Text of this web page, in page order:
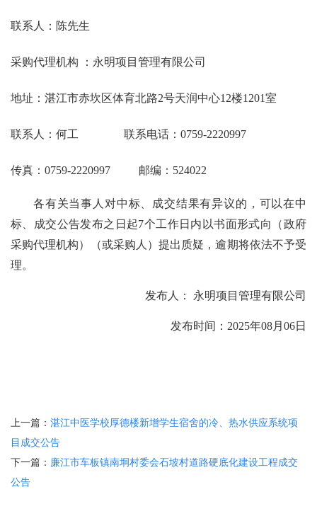
联系人： 陈先生
采购代理机构 ： 永明项目管理有限公司
地址：湛江市赤坎区体育北路2号天润中心12楼1201室
联系人： 何工 联系电话： 0759-2220997
传真： 0759-2220997 邮编：524022
各有关当事人对中标、成交结果有异议的，可以在中
标、成交公告发布之日起7个工作日内以书面形式向（政府
采购代理机构）（或采购人）提出质疑，逾期将依法不予受
理。
发布人： 永明项目管理有限公司
发布时间： 2025年08月06日
上一篇： 湛江中医学校厚德楼新增学生宿舍的冷、热水供应系统项
目成交公告
下一篇： 廉江市车板镇南垌村委会石坡村道路硬底化建设工程成交
公告